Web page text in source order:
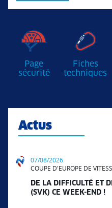
Page
sécurité
Fiches
techniques
Actus
07/08/2026
COUPE D'EUROPE DE
DE LA DIFFICULTÉ ET
(SVK) CE WEEK-END !